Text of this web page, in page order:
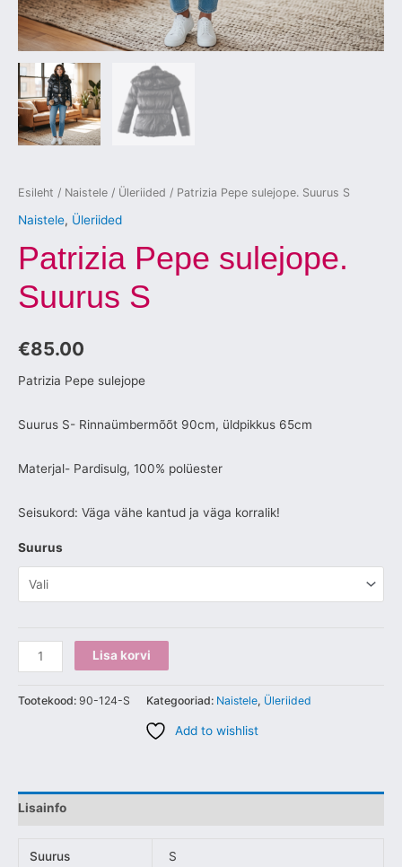
Esileht / Naistele / Üleriided / Patrizia Pepe sulejope. Suurus S
Naistele, Üleriided
Patrizia Pepe sulejope.
Suurus S
€85.00
Patrizia Pepe sulejope
Suurus S- Rinnaümbermõõt 90cm, üldpikkus 65cm
Materjal- Pardisulg, 100% polüester
Seisukord: Väga vähe kantud ja väga korralik!
Suurus
Lisa korvi
Tootekood: 90-124-S Kategooriad: Naistele, Üleriided
Add to wishlist
Lisainfo
Suurus S